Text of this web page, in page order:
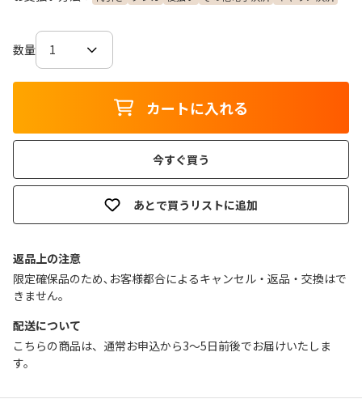
数量
カートに入れる
今すぐ買う
あとで買うリストに追加
返品上の注意
限定確保品のため､お客様都合によるキャンセル・返品・交換はで
きません｡
配送について
こちらの商品は、通常お申込から3～5日前後でお届けいたしま
す。